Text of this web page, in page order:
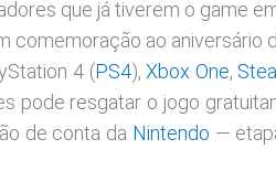
que já tiverem o game
comemoração ao aniversário
4 (PS4),Xbox One,
pode resgatar o jogo
de conta da Nintendo —